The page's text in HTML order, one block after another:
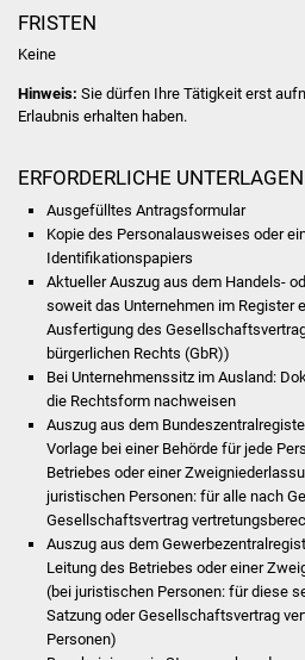
Kultur
FRISTEN
Keine
Hinweis: Sie dürfen Ihre Tätigkeit erst
Erlaubnis erhalten haben.
ERFORDERLICHE UNTERLAGEN
Ausgefülltes Antragsformular
Kopie des Personalausweises oder
Identifikationspapiers
Aktueller Auszug aus dem Handels-
soweit das Unternehmen im Register
Ausfertigung des
bürgerlichen Rechts (GbR))
Bei Unternehmenssitz im Ausland:
die Rechtsform nachweisen
Auszug aus dem
Vorlage bei einer Behörde für jede
Betriebes oder einer
juristischen Personen: für alle nach
Gesellschaftsvertrag
Auszug aus dem
Leitung des Betriebes oder einer
(bei juristischen Personen: für diese
Satzung oder Gesellschaftsvertrag
Personen)